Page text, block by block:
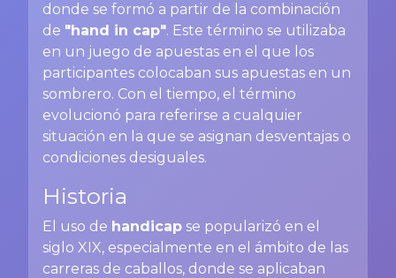
donde se formó a partir de la combinación
de "hand in cap". Este término se utilizaba
en un juego de apuestas en el que los
participantes colocaban sus apuestas en un
sombrero. Con el tiempo, el término
evolucionó para referirse a cualquier
situación en la que se asignan desventajas o
condiciones desiguales.
Historia
El uso de handicap se popularizó en el
siglo XIX, especialmente en el ámbito de las
carreras de caballos, donde se aplicaban